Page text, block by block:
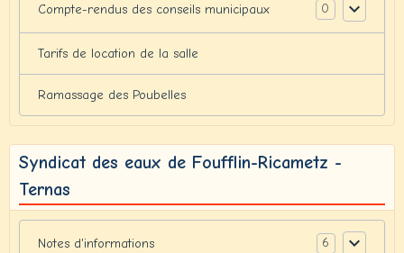
Compte-rendus des conseils municipaux 0
Tarifs de location de la salle
Ramassage des Poubelles
Syndicat des eaux de Foufflin-Ricametz -
Ternas
Notes d'informations 6